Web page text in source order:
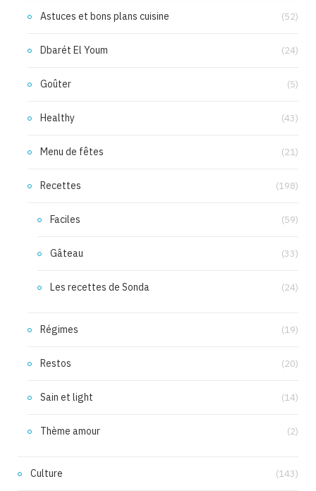
Astuces et bons plans cuisine (52)
Dbarét El Youm (24)
Goûter (5)
Healthy (43)
Menu de fêtes (21)
Recettes (198)
Faciles (59)
Gâteau (33)
Les recettes de Sonda (24)
Régimes (19)
Restos (20)
Sain et light (14)
Thème amour (2)
Culture (143)